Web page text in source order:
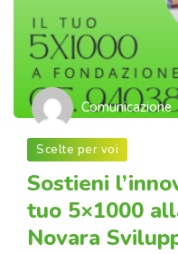
Comunicazione
Scelte per voi
Sostieni
tuo 5×1000
Novara